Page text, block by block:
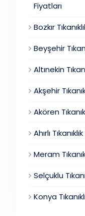
Fiyatları
Bozkır
Beyşehir
Altınekin
Akşehir
Akören
Ahırlı
Meram
Selçuklu
Konya